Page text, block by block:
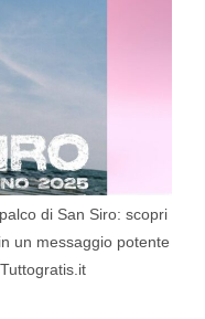
di San Siro: scopri
un messaggio potente